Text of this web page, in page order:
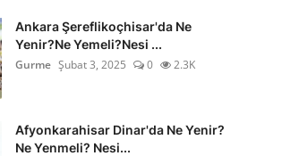
Ankara Şereflikoçhisar'da Ne
Yenir?Ne Yemeli?Nesi ...
Gurme Şubat 3, 2025 0 2.3K
Afyonkarahisar Dinar'da Ne Yenir?
Ne Yenmeli? Nesi...